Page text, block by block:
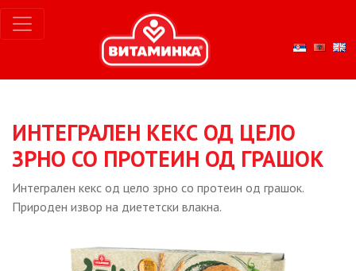
ИНТЕГРАЛЕН КЕКС ОД ЦЕЛО
ЗРНО СО ПРОТЕИН ОД ГРАШОК
Интегрален кекс од цело зрно со протеин од грашок.
Природен извор на диететски влакна.